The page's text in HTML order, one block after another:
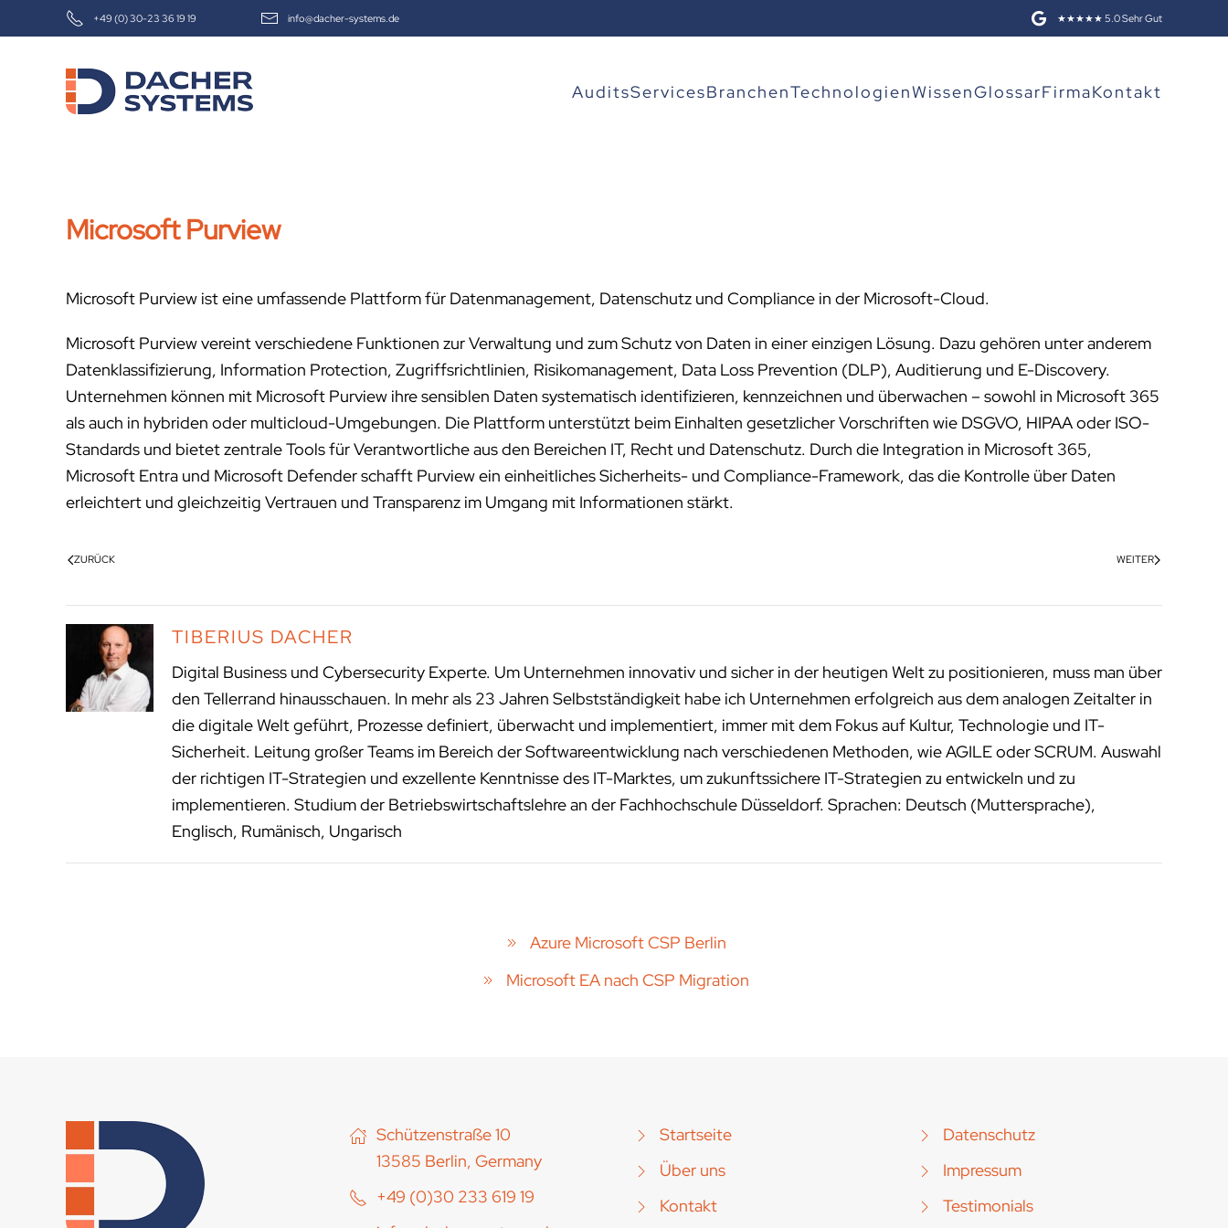
+49 (0) 30-23 36 19 19 info@dacher-systems.de ★★★★★ 5.0 Sehr Gut
AuditsServicesBranchenTechnologienWissenGlossarFirmaKontakt
Microsoft Purview
Microsoft Purview ist eine umfassende Plattform für Datenmanagement, Datenschutz und Compliance in der Microsoft-Cloud.
Microsoft Purview vereint verschiedene Funktionen zur Verwaltung und zum Schutz von Daten in einer einzigen Lösung. Dazu gehören unter anderem
Datenklassifizierung, Information Protection, Zugriffsrichtlinien, Risikomanagement, Data Loss Prevention (DLP), Auditierung und E-Discovery.
Unternehmen können mit Microsoft Purview ihre sensiblen Daten systematisch identifizieren, kennzeichnen und überwachen – sowohl in Microsoft 365
als auch in hybriden oder multicloud-Umgebungen. Die Plattform unterstützt beim Einhalten gesetzlicher Vorschriften wie DSGVO, HIPAA oder ISO-
Standards und bietet zentrale Tools für Verantwortliche aus den Bereichen IT, Recht und Datenschutz. Durch die Integration in Microsoft 365,
Microsoft Entra und Microsoft Defender schafft Purview ein einheitliches Sicherheits- und Compliance-Framework, das die Kontrolle über Daten
erleichtert und gleichzeitig Vertrauen und Transparenz im Umgang mit Informationen stärkt.
ZURÜCK WEITER
TIBERIUS DACHER
Digital Business und Cybersecurity Experte. Um Unternehmen innovativ und sicher in der heutigen Welt zu positionieren, muss man über
den Tellerrand hinausschauen. In mehr als 23 Jahren Selbstständigkeit habe ich Unternehmen erfolgreich aus dem analogen Zeitalter in
die digitale Welt geführt, Prozesse definiert, überwacht und implementiert, immer mit dem Fokus auf Kultur, Technologie und IT-
Sicherheit. Leitung großer Teams im Bereich der Softwareentwicklung nach verschiedenen Methoden, wie AGILE oder SCRUM. Auswahl
der richtigen IT-Strategien und exzellente Kenntnisse des IT-Marktes, um zukunftssichere IT-Strategien zu entwickeln und zu
implementieren. Studium der Betriebswirtschaftslehre an der Fachhochschule Düsseldorf. Sprachen: Deutsch (Muttersprache),
Englisch, Rumänisch, Ungarisch
Azure Microsoft CSP Berlin
Microsoft EA nach CSP Migration
Schützenstraße 10
13585 Berlin, Germany
+49 (0)30 233 619 19
Startseite
Über uns
Kontakt
Datenschutz
Impressum
Testimonials